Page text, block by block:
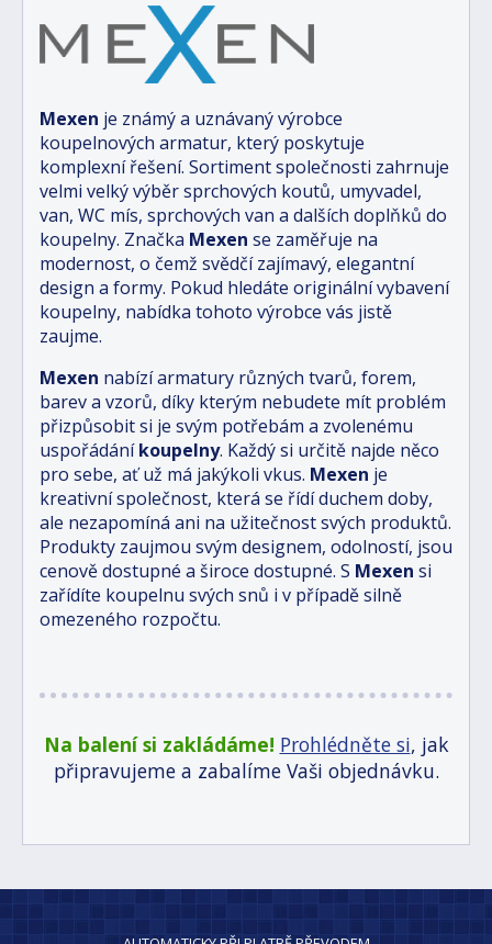
Mexen je známý a uznávaný výrobce
koupelnových armatur, který poskytuje
komplexní řešení. Sortiment společnosti zahrnuje
velmi velký výběr sprchových koutů, umyvadel,
van, WC mís, sprchových van a dalších doplňků do
koupelny. Značka Mexen se zaměřuje na
modernost, o čemž svědčí zajímavý, elegantní
design a formy. Pokud hledáte originální vybavení
koupelny, nabídka tohoto výrobce vás jistě
zaujme.
Mexen nabízí armatury různých tvarů, forem,
barev a vzorů, díky kterým nebudete mít problém
přizpůsobit si je svým potřebám a zvolenému
uspořádání koupelny. Každý si určitě najde něco
pro sebe, ať už má jakýkoli vkus. Mexen je
kreativní společnost, která se řídí duchem doby,
ale nezapomíná ani na užitečnost svých produktů.
Produkty zaujmou svým designem, odolností, jsou
cenově dostupné a široce dostupné. S Mexen si
zařídíte koupelnu svých snů i v případě silně
omezeného rozpočtu.
Na balení si zakládáme! Prohlédněte si, jak
připravujeme a zabalíme Vaši objednávku.